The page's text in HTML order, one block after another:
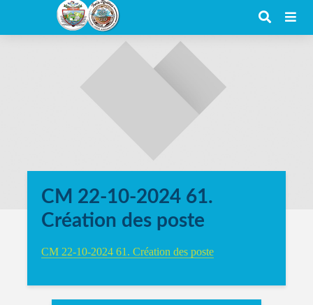
CM 22-10-2024 61.
Création des poste
CM 22-10-2024 61. Création des poste